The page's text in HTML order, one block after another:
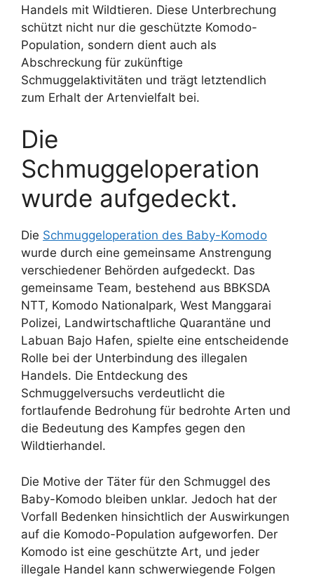
Handels mit Wildtieren. Diese Unterbrechung
schützt nicht nur die geschützte Komodo-
Population, sondern dient auch als
Abschreckung für zukünftige
Schmuggelaktivitäten und trägt letztendlich
zum Erhalt der Artenvielfalt bei.
Die
Schmuggeloperation
wurde aufgedeckt.
Die Schmuggeloperation des Baby-Komodo
wurde durch eine gemeinsame Anstrengung
verschiedener Behörden aufgedeckt. Das
gemeinsame Team, bestehend aus BBKSDA
NTT, Komodo Nationalpark, West Manggarai
Polizei, Landwirtschaftliche Quarantäne und
Labuan Bajo Hafen, spielte eine entscheidende
Rolle bei der Unterbindung des illegalen
Handels. Die Entdeckung des
Schmuggelversuchs verdeutlicht die
fortlaufende Bedrohung für bedrohte Arten und
die Bedeutung des Kampfes gegen den
Wildtierhandel.
Die Motive der Täter für den Schmuggel des
Baby-Komodo bleiben unklar. Jedoch hat der
Vorfall Bedenken hinsichtlich der Auswirkungen
auf die Komodo-Population aufgeworfen. Der
Komodo ist eine geschützte Art, und jeder
illegale Handel kann schwerwiegende Folgen